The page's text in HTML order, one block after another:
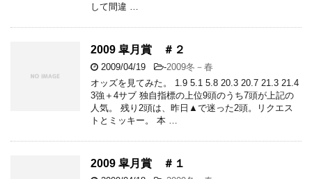
して間違 …
2009 皐月賞 ＃２
2009/04/19 -2009冬－春
オッズを見てみた。 1.9 5.1 5.8 20.3 20.7 21.3 21.4
3強＋4サブ 独自指標の上位9頭のうち7頭が上記の
人気。 残り2頭は、昨日▲で迷った2頭。リクエス
トとミッキー。 本 …
2009 皐月賞 ＃１